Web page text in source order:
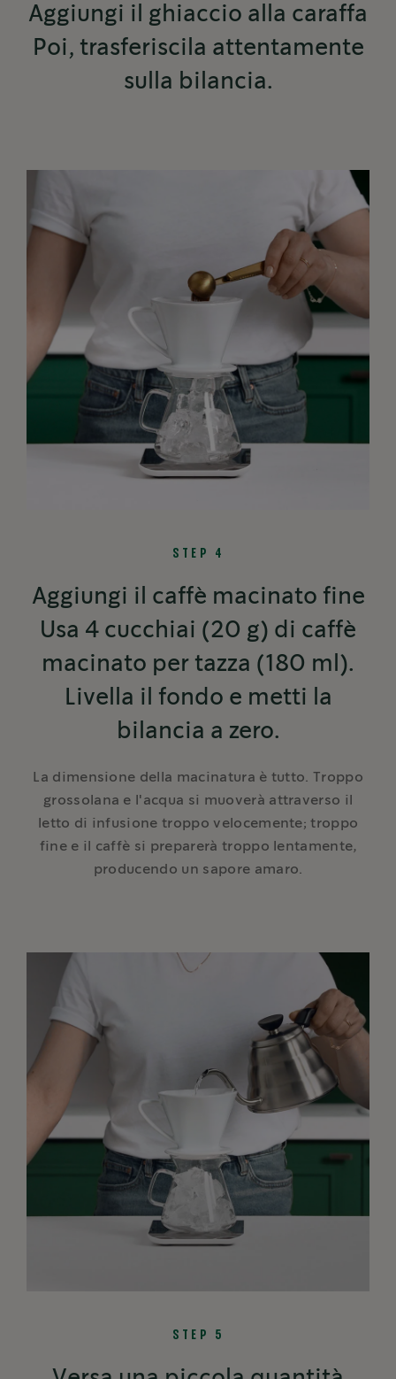
Aggiungi il ghiaccio alla caraffa
Poi, trasferiscila attentamente
sulla bilancia.
STEP 4
Aggiungi il caffè macinato fine
Usa 4 cucchiai (20 g) di caffè
macinato per tazza (180 ml).
Livella il fondo e metti la
bilancia a zero.
La dimensione della macinatura è tutto. Troppo
grossolana e l'acqua si muoverà attraverso il
letto di infusione troppo velocemente; troppo
fine e il caffè si preparerà troppo lentamente,
producendo un sapore amaro.
STEP 5